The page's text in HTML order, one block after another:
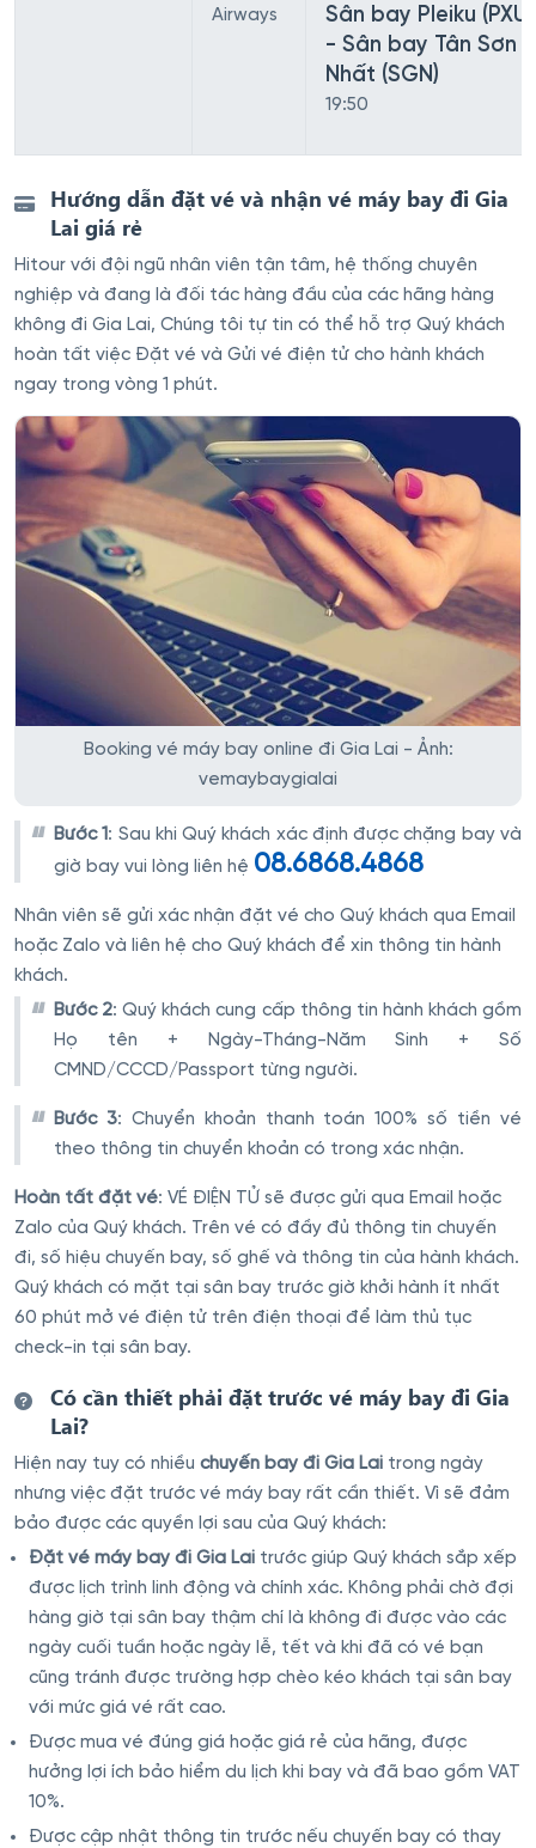
Airways
Sân bay Pleiku (PXU)
- Sân bay Tân Sơn
Nhất (SGN)
19:50
Hướng dẫn đặt vé và nhận vé máy bay đi Gia
Lai giá rẻ
Hitour với đội ngũ nhân viên tận tâm, hệ thống chuyên
nghiệp và đang là đối tác hàng đầu của các hãng hàng
không đi Gia Lai, Chúng tôi tự tin có thể hỗ trợ Quý khách
hoàn tất việc Đặt vé và Gửi vé điện tử cho hành khách
ngay trong vòng 1 phút.
Booking vé máy bay online đi Gia Lai - Ảnh:
vemaybaygialai
Bước 1: Sau khi Quý khách xác định được chặng bay và
giờ bay vui lòng liên hệ 08.6868.4868
Nhân viên sẽ gửi xác nhận đặt vé cho Quý khách qua Email
hoặc Zalo và liên hệ cho Quý khách để xin thông tin hành
khách.
Bước 2: Quý khách cung cấp thông tin hành khách gồm
Họ tên + Ngày-Tháng-Năm Sinh + Số
CMND/CCCD/Passport từng người.
Bước 3: Chuyển khoản thanh toán 100% số tiền vé
theo thông tin chuyển khoản có trong xác nhận.
Hoàn tất đặt vé: VÉ ĐIỆN TỬ sẽ được gửi qua Email hoặc
Zalo của Quý khách. Trên vé có đầy đủ thông tin chuyến
đi, số hiệu chuyến bay, số ghế và thông tin của hành khách.
Quý khách có mặt tại sân bay trước giờ khởi hành ít nhất
60 phút mở vé điện tử trên điện thoại để làm thủ tục
check-in tại sân bay.
Có cần thiết phải đặt trước vé máy bay đi Gia
Lai?
Hiện nay tuy có nhiều chuyến bay đi Gia Lai trong ngày
nhưng việc đặt trước vé máy bay rất cần thiết. Vì sẽ đảm
bảo được các quyền lợi sau của Quý khách:
Đặt vé máy bay đi Gia Lai trước giúp Quý khách sắp xếp
được lịch trình linh động và chính xác. Không phải chờ đợi
hàng giờ tại sân bay thậm chí là không đi được vào các
ngày cuối tuần hoặc ngày lễ, tết và khi đã có vé bạn
cũng tránh được trường hợp chèo kéo khách tại sân bay
với mức giá vé rất cao.
Được mua vé đúng giá hoặc giá rẻ của hãng, được
hưởng lợi ích bảo hiểm du lịch khi bay và đã bao gồm VAT
10%.
Được cập nhật thông tin trước nếu chuyến bay có thay